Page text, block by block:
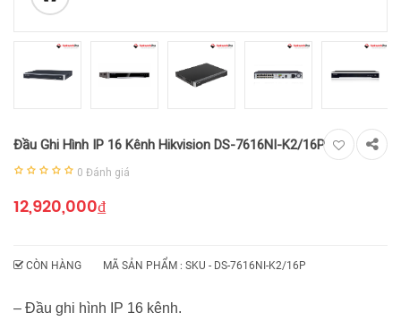
Đầu Ghi Hình IP 16 Kênh Hikvision DS-7616NI-K2/16P
0 Đánh giá
12,920,000₫
CÒN HÀNG MÃ SẢN PHẨM : SKU - DS-7616NI-K2/16P
– Đầu ghi hình IP 16 kênh.